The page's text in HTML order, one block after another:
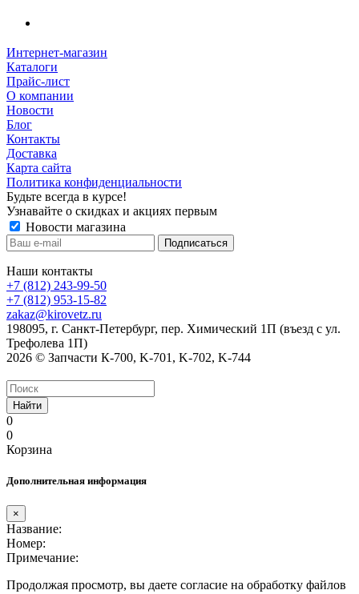
Интернет-магазин
Каталоги
Прайс-лист
О компании
Новости
Блог
Контакты
Доставка
Карта сайта
Политика конфиденциальности
Будьте всегда в курсе!
Узнавайте о скидках и акциях первым
Новости магазина
Наши контакты
+7 (812) 243-99-50
+7 (812) 953-15-82
zakaz@kirovetz.ru
198095, г. Санкт-Петербург, пер. Химический 1П (въезд с ул.
Трефолева 1П)
2026 © Запчасти К-700, K-701, K-702, K-744
Найти
0
0
Корзина
Дополнительная информация
×
Название:
Номер:
Примечание:
Продолжая просмотр, вы даете согласие на обработку файлов